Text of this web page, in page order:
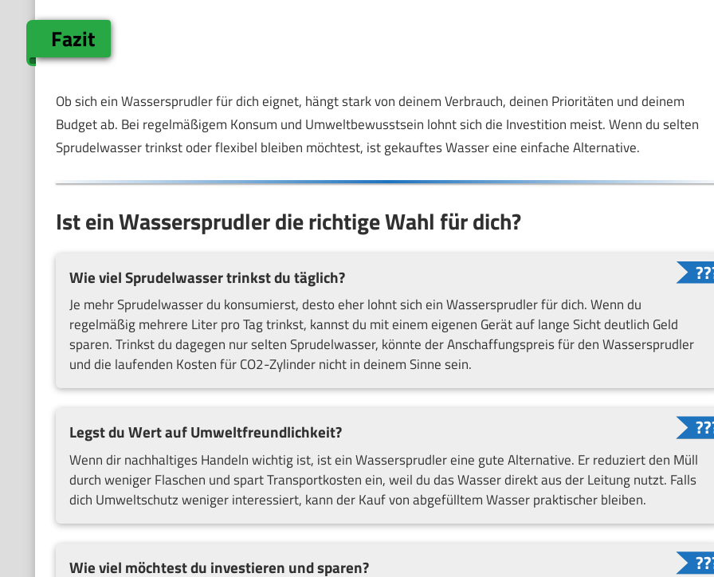
Fazit
Ob sich ein Wassersprudler für dich eignet, hängt stark von deinem Verbrauch, deinen Prioritäten und deinem
Budget ab. Bei regelmäßigem Konsum und Umweltbewusstsein lohnt sich die Investition meist. Wenn du selten
Sprudelwasser trinkst oder flexibel bleiben möchtest, ist gekauftes Wasser eine einfache Alternative.
Ist ein Wassersprudler die richtige Wahl für dich?
Wie viel Sprudelwasser trinkst du täglich?
Je mehr Sprudelwasser du konsumierst, desto eher lohnt sich ein Wassersprudler für dich. Wenn du
regelmäßig mehrere Liter pro Tag trinkst, kannst du mit einem eigenen Gerät auf lange Sicht deutlich Geld
sparen. Trinkst du dagegen nur selten Sprudelwasser, könnte der Anschaffungspreis für den Wassersprudler
und die laufenden Kosten für CO2-Zylinder nicht in deinem Sinne sein.
Legst du Wert auf Umweltfreundlichkeit?
Wenn dir nachhaltiges Handeln wichtig ist, ist ein Wassersprudler eine gute Alternative. Er reduziert den Müll
durch weniger Flaschen und spart Transportkosten ein, weil du das Wasser direkt aus der Leitung nutzt. Falls
dich Umweltschutz weniger interessiert, kann der Kauf von abgefülltem Wasser praktischer bleiben.
Wie viel möchtest du investieren und sparen?